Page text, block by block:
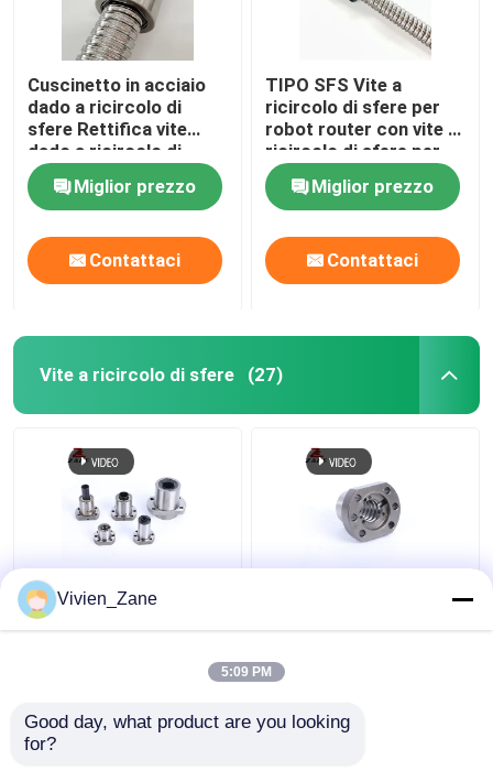
Cuscinetto in acciaio
dado a ricircolo di
sfere Rettifica vite
dado a ricircolo di
sfere da 4 mm
Miglior prezzo
Contattaci
TIPO SFS Vite a
ricircolo di sfere per
robot router con vite a
ricircolo di sfere per
impieghi gravosi 3000
mm
Miglior prezzo
Contattaci
Vite a ricircolo di sfere (27)
SF STYPE Vite a
ricircolo di sfere in
filettatura rullata
Vivien_Zane
5:09 PM
Good day, what product are you looking
for?